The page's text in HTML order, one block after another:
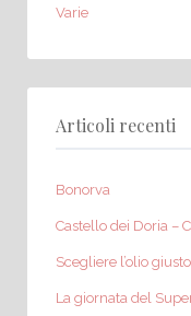
Varie
Articoli recenti
Bonorva
Castello dei Doria –
Scegliere l’olio giusto
La giornata del